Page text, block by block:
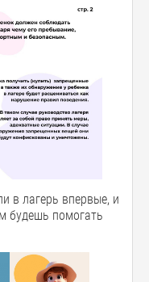
в лагерь впервые, и
будешь помогать